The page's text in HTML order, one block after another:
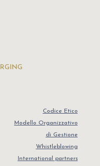
Codice Etico
Modello Organizzativo
di Gestione
Whistleblowing
International partners